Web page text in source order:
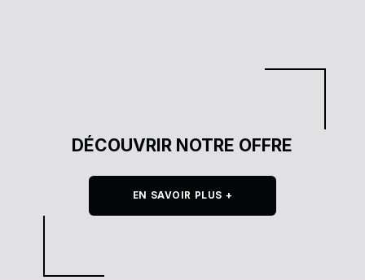
DÉCOUVRIR NOTRE OFFRE
EN SAVOIR PLUS +